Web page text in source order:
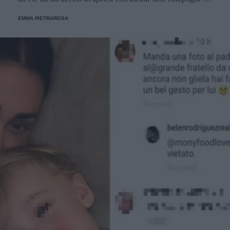
con la ex.
EMMA PIETRAROSA